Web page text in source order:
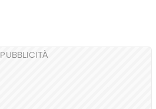
PUBBLICITÀ